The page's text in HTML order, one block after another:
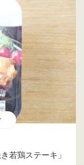
若鶏ステーキ」